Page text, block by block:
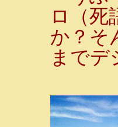
ロ（死
か？そ
までデ